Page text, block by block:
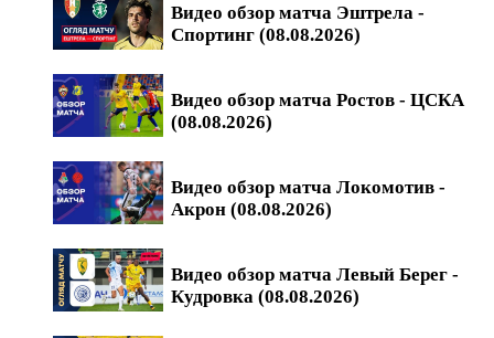
Видео обзор матча Эштрела -
Спортинг (08.08.2026)
Видео обзор матча Ростов - ЦСКА
(08.08.2026)
Видео обзор матча Локомотив -
Акрон (08.08.2026)
Видео обзор матча Левый Берег -
Кудровка (08.08.2026)